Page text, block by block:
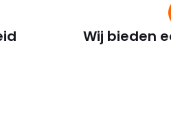
Wij bieden